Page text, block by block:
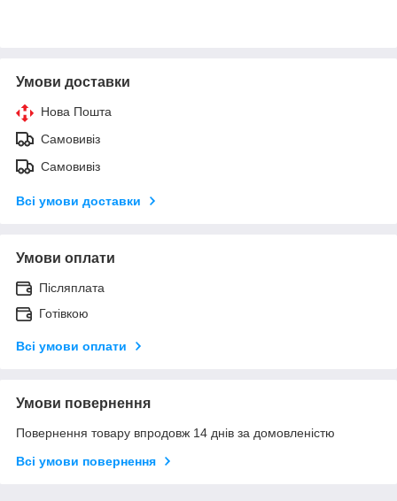
Умови доставки
Нова Пошта
Самовивіз
Самовивіз
Всі умови доставки
Умови оплати
Післяплата
Готівкою
Всі умови оплати
Умови повернення
Повернення товару впродовж 14 днів за домовленістю
Всі умови повернення